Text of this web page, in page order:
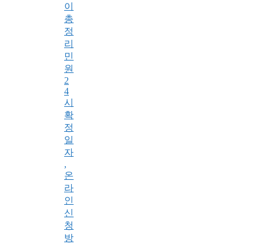
이
총
정
리
민
원
2
4
시
확
정
일
자
,
온
라
인
신
청
방